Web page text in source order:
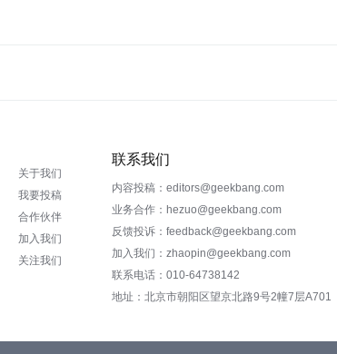
关于我们
我要投稿
合作伙伴
加入我们
关注我们
联系我们
内容投稿：editors@geekbang.com
业务合作：hezuo@geekbang.com
反馈投诉：feedback@geekbang.com
加入我们：zhaopin@geekbang.com
联系电话：010-64738142
地址：北京市朝阳区望京北路9号2幢7层A701